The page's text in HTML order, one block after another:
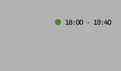
18:00 - 19:40